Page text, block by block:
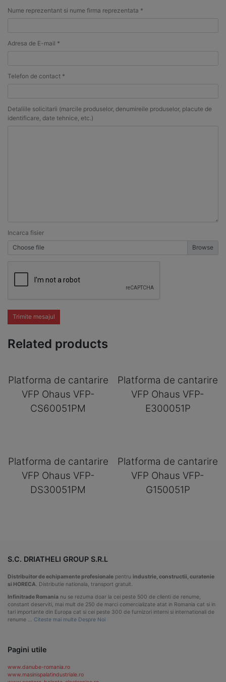
Nume reprezentant si nume firma reprezentata *
Adresa de E-mail *
Telefon de contact *
Detaliile solicitarii (marcile produselor, denumireile produselor, placute de
identificare, date tehnice, etc.)
Incarca fisier
Choose file
Trimite mesajul
Related products
Platforma de cantarire
VFP Ohaus VFP-
CS60051PM
Platforma de cantarire
VFP Ohaus VFP-
E300051P
Platforma de cantarire
VFP Ohaus VFP-
DS30051PM
Platforma de cantarire
VFP Ohaus VFP-
G150051P
S.C. DRIATHELI GROUP S.R.L
Distribuitor de echipamente profesionale pentru industrie, constructii, curatenie
si HORECA . Distributie nationala, transport gratuit.
Infinitrade Romania nu se rezuma doar la cei peste 500 de clienti de renume,
constant deserviti, mai mult de 250 de marci comercializate atat in Romania cat si in
tari importante din Europa cat si cei peste 300 de furnizori interni si internationali de
renume … Citeste mai multe Despre Noi
Pagini utile
www.danube-romania.ro
www.masinispalatindustriale.ro